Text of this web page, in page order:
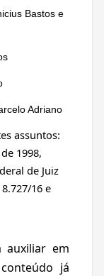
Bastos e
Adriano
assuntos:
1998,
de Juiz
16 e
auxiliar em
já